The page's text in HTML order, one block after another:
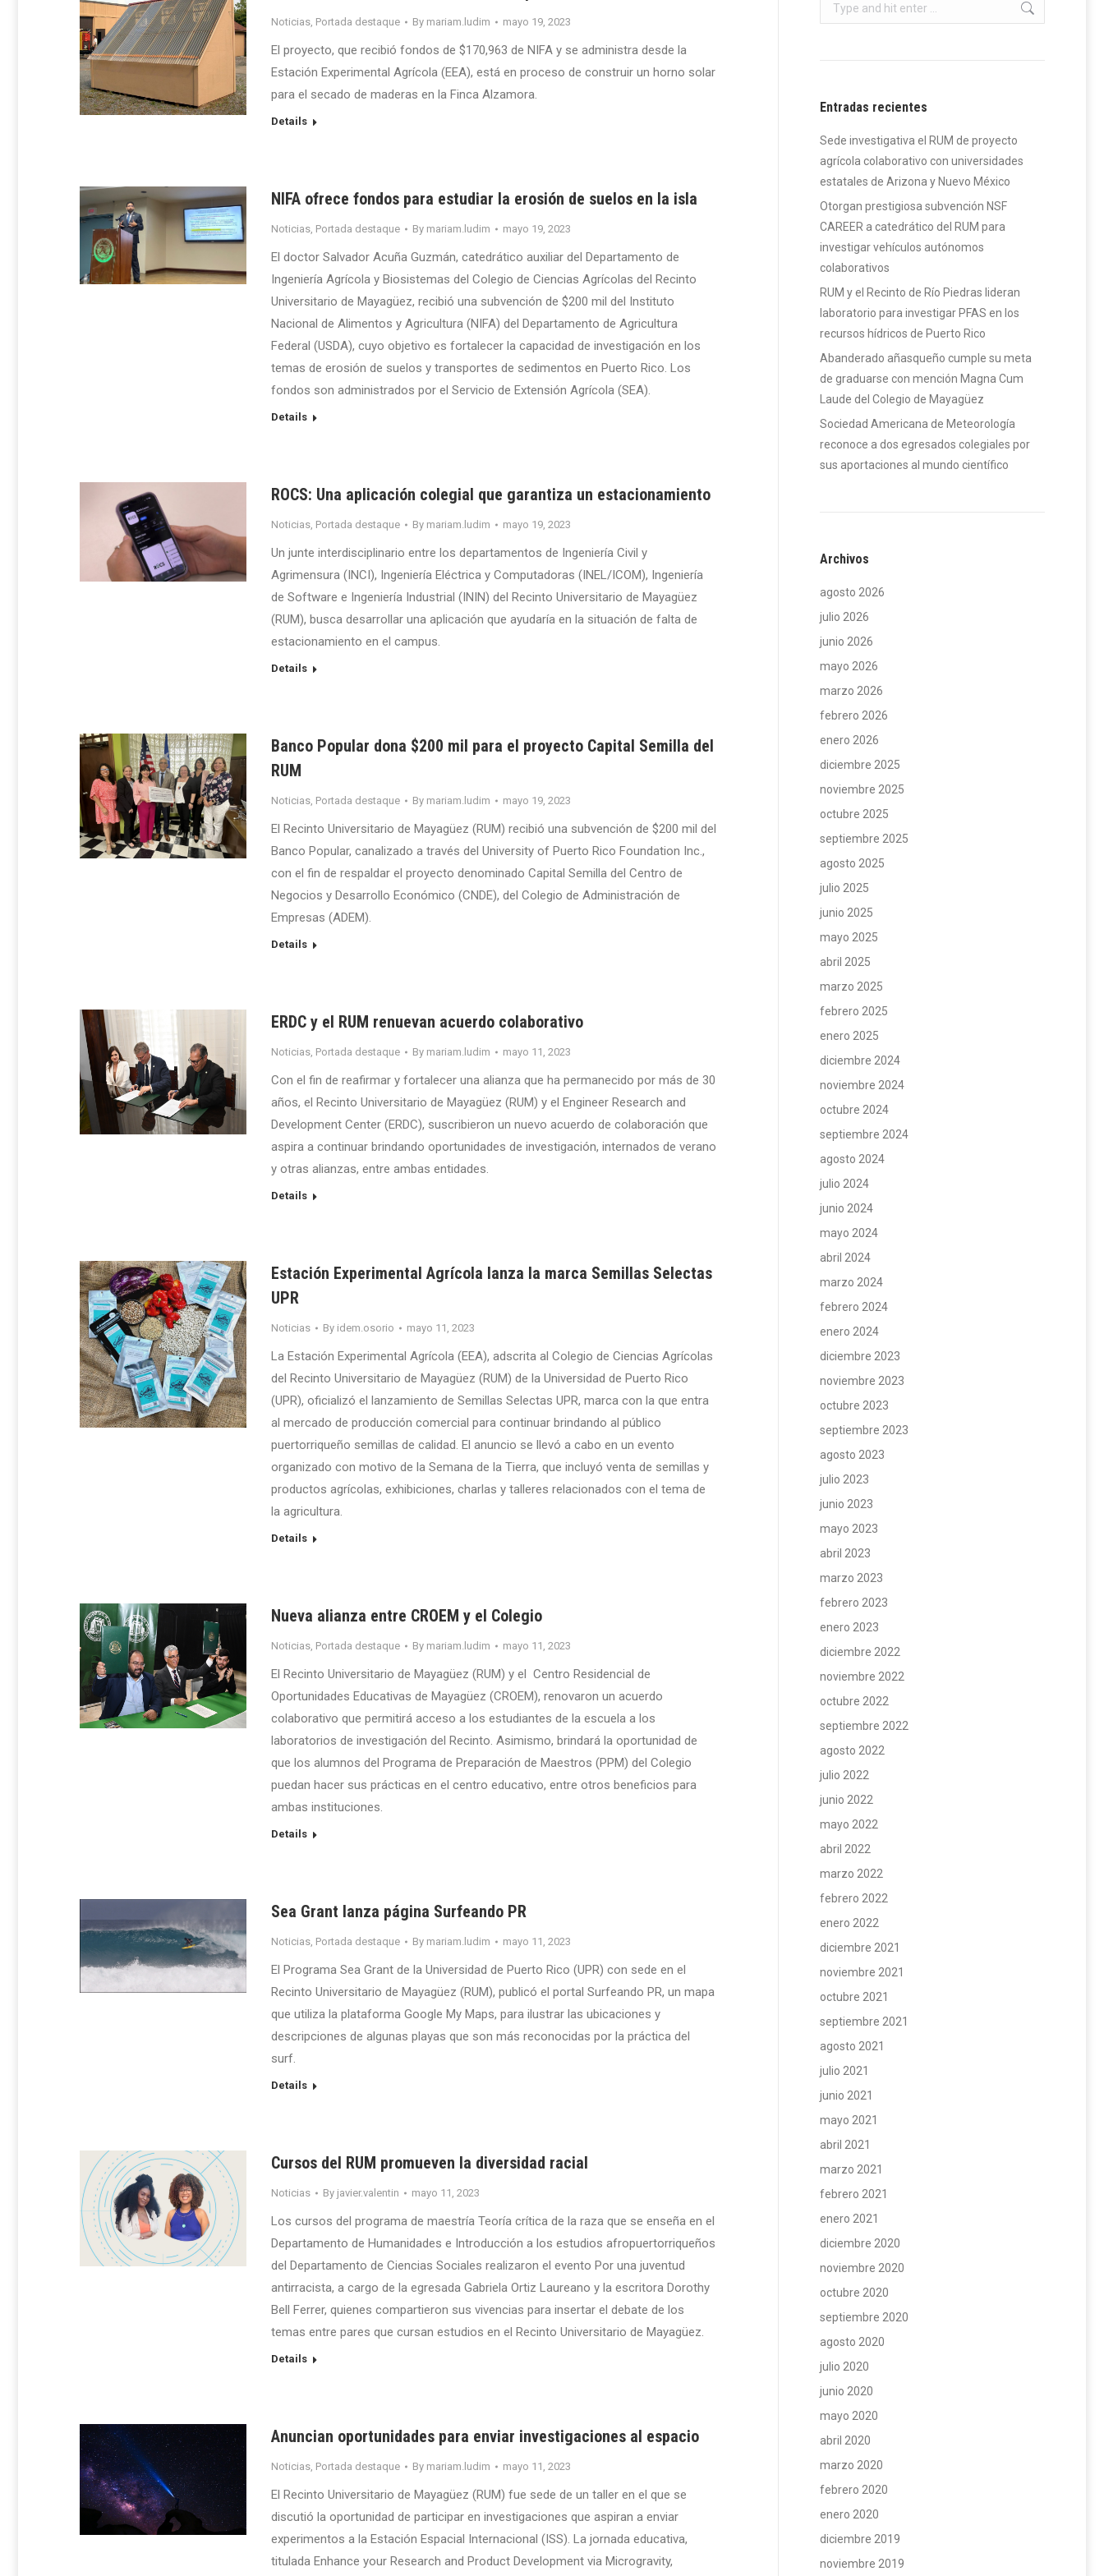
Noticias, Portada destaque By mariam.ludim mayo 19, 2023
El proyecto, que recibió fondos de $170,963 de NIFA y se administra desde la
Estación Experimental Agrícola (EEA), está en proceso de construir un horno solar
para el secado de maderas en la Finca Alzamora.
Details
NIFA ofrece fondos para estudiar la erosión de suelos en la isla
Noticias, Portada destaque By mariam.ludim mayo 19, 2023
El doctor Salvador Acuña Guzmán, catedrático auxiliar del Departamento de
Ingeniería Agrícola y Biosistemas del Colegio de Ciencias Agrícolas del Recinto
Universitario de Mayagüez, recibió una subvención de $200 mil del Instituto
Nacional de Alimentos y Agricultura (NIFA) del Departamento de Agricultura
Federal (USDA), cuyo objetivo es fortalecer la capacidad de investigación en los
temas de erosión de suelos y transportes de sedimentos en Puerto Rico. Los
fondos son administrados por el Servicio de Extensión Agrícola (SEA).
Details
ROCS: Una aplicación colegial que garantiza un estacionamiento
Noticias, Portada destaque By mariam.ludim mayo 19, 2023
Un junte interdisciplinario entre los departamentos de Ingeniería Civil y
Agrimensura (INCI), Ingeniería Eléctrica y Computadoras (INEL/ICOM), Ingeniería
de Software e Ingeniería Industrial (ININ) del Recinto Universitario de Mayagüez
(RUM), busca desarrollar una aplicación que ayudaría en la situación de falta de
estacionamiento en el campus.
Details
Banco Popular dona $200 mil para el proyecto Capital Semilla del
RUM
Noticias, Portada destaque By mariam.ludim mayo 19, 2023
El Recinto Universitario de Mayagüez (RUM) recibió una subvención de $200 mil del
Banco Popular, canalizado a través del University of Puerto Rico Foundation Inc.,
con el fin de respaldar el proyecto denominado Capital Semilla del Centro de
Negocios y Desarrollo Económico (CNDE), del Colegio de Administración de
Empresas (ADEM).
Details
ERDC y el RUM renuevan acuerdo colaborativo
Noticias, Portada destaque By mariam.ludim mayo 11, 2023
Con el fin de reafirmar y fortalecer una alianza que ha permanecido por más de 30
años, el Recinto Universitario de Mayagüez (RUM) y el Engineer Research and
Development Center (ERDC), suscribieron un nuevo acuerdo de colaboración que
aspira a continuar brindando oportunidades de investigación, internados de verano
y otras alianzas, entre ambas entidades.
Details
Estación Experimental Agrícola lanza la marca Semillas Selectas
UPR
Noticias By idem.osorio mayo 11, 2023
La Estación Experimental Agrícola (EEA), adscrita al Colegio de Ciencias Agrícolas
del Recinto Universitario de Mayagüez (RUM) de la Universidad de Puerto Rico
(UPR), oficializó el lanzamiento de Semillas Selectas UPR, marca con la que entra
al mercado de producción comercial para continuar brindando al público
puertorriqueño semillas de calidad. El anuncio se llevó a cabo en un evento
organizado con motivo de la Semana de la Tierra, que incluyó venta de semillas y
productos agrícolas, exhibiciones, charlas y talleres relacionados con el tema de
la agricultura.
Details
Nueva alianza entre CROEM y el Colegio
Noticias, Portada destaque By mariam.ludim mayo 11, 2023
El Recinto Universitario de Mayagüez (RUM) y el Centro Residencial de
Oportunidades Educativas de Mayagüez (CROEM), renovaron un acuerdo
colaborativo que permitirá acceso a los estudiantes de la escuela a los
laboratorios de investigación del Recinto. Asimismo, brindará la oportunidad de
que los alumnos del Programa de Preparación de Maestros (PPM) del Colegio
puedan hacer sus prácticas en el centro educativo, entre otros beneficios para
ambas instituciones.
Details
Sea Grant lanza página Surfeando PR
Noticias, Portada destaque By mariam.ludim mayo 11, 2023
El Programa Sea Grant de la Universidad de Puerto Rico (UPR) con sede en el
Recinto Universitario de Mayagüez (RUM), publicó el portal Surfeando PR, un mapa
que utiliza la plataforma Google My Maps, para ilustrar las ubicaciones y
descripciones de algunas playas que son más reconocidas por la práctica del
surf.
Details
Cursos del RUM promueven la diversidad racial
Noticias By javier.valentin mayo 11, 2023
Los cursos del programa de maestría Teoría crítica de la raza que se enseña en el
Departamento de Humanidades e Introducción a los estudios afropuertorriqueños
del Departamento de Ciencias Sociales realizaron el evento Por una juventud
antirracista, a cargo de la egresada Gabriela Ortiz Laureano y la escritora Dorothy
Bell Ferrer, quienes compartieron sus vivencias para insertar el debate de los
temas entre pares que cursan estudios en el Recinto Universitario de Mayagüez.
Details
Anuncian oportunidades para enviar investigaciones al espacio
Noticias, Portada destaque By mariam.ludim mayo 11, 2023
El Recinto Universitario de Mayagüez (RUM) fue sede de un taller en el que se
discutió la oportunidad de participar en investigaciones que aspiran a enviar
experimentos a la Estación Espacial Internacional (ISS). La jornada educativa,
titulada Enhance your Research and Product Development via Microgravity,
Entradas recientes
Sede investigativa el RUM de proyecto
agrícola colaborativo con universidades
estatales de Arizona y Nuevo México
Otorgan prestigiosa subvención NSF
CAREER a catedrático del RUM para
investigar vehículos autónomos
colaborativos
RUM y el Recinto de Río Piedras lideran
laboratorio para investigar PFAS en los
recursos hídricos de Puerto Rico
Abanderado añasqueño cumple su meta
de graduarse con mención Magna Cum
Laude del Colegio de Mayagüez
Sociedad Americana de Meteorología
reconoce a dos egresados colegiales por
sus aportaciones al mundo científico
Archivos
agosto 2026
julio 2026
junio 2026
mayo 2026
marzo 2026
febrero 2026
enero 2026
diciembre 2025
noviembre 2025
octubre 2025
septiembre 2025
agosto 2025
julio 2025
junio 2025
mayo 2025
abril 2025
marzo 2025
febrero 2025
enero 2025
diciembre 2024
noviembre 2024
octubre 2024
septiembre 2024
agosto 2024
julio 2024
junio 2024
mayo 2024
abril 2024
marzo 2024
febrero 2024
enero 2024
diciembre 2023
noviembre 2023
octubre 2023
septiembre 2023
agosto 2023
julio 2023
junio 2023
mayo 2023
abril 2023
marzo 2023
febrero 2023
enero 2023
diciembre 2022
noviembre 2022
octubre 2022
septiembre 2022
agosto 2022
julio 2022
junio 2022
mayo 2022
abril 2022
marzo 2022
febrero 2022
enero 2022
diciembre 2021
noviembre 2021
octubre 2021
septiembre 2021
agosto 2021
julio 2021
junio 2021
mayo 2021
abril 2021
marzo 2021
febrero 2021
enero 2021
diciembre 2020
noviembre 2020
octubre 2020
septiembre 2020
agosto 2020
julio 2020
junio 2020
mayo 2020
abril 2020
marzo 2020
febrero 2020
enero 2020
diciembre 2019
noviembre 2019